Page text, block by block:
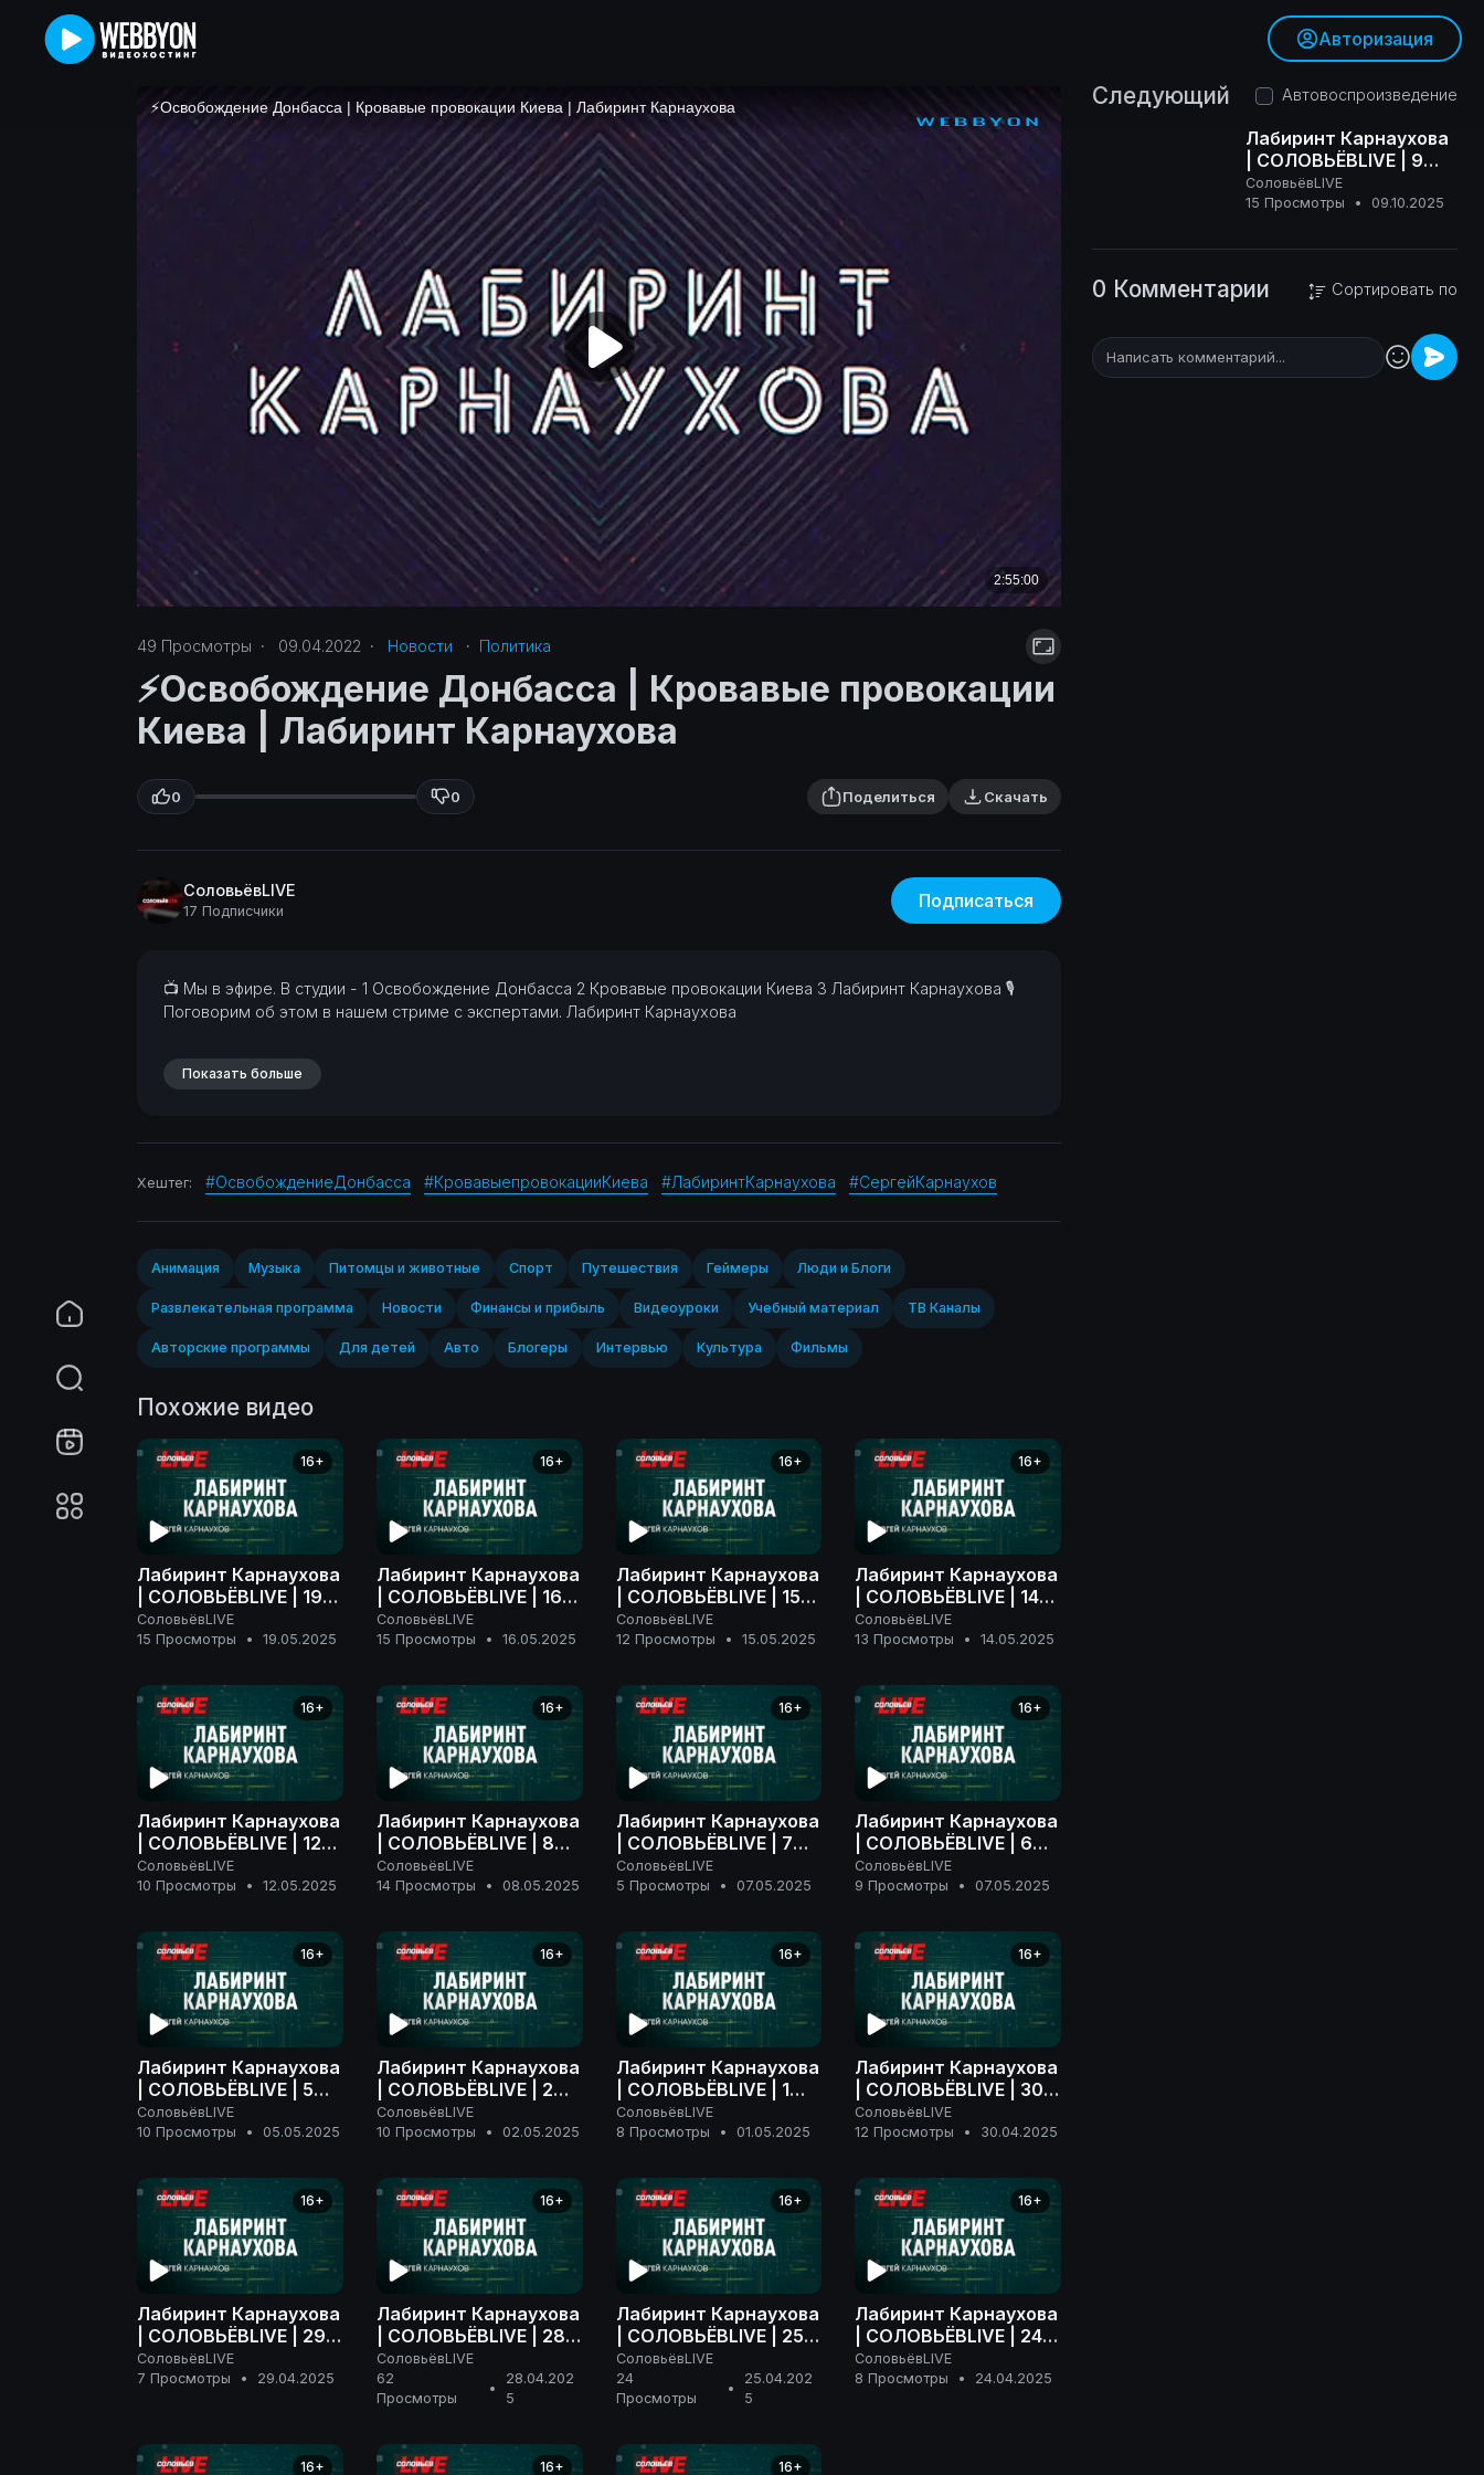
Авторизация
49 Просмотры · 09.04.2022 · Новости · Политика‎
⚡️Освобождение Донбасса | Кровавые провокации
Киева | Лабиринт Карнаухова
0 0 Поделиться Скачать
СоловьёвLIVE
17 Подписчики Подписаться
⁣📺 Мы в эфире. В студии - 1 Освобождение Донбасса 2 Кровавые провокации Киева 3 Лабиринт Карнаухова 🎙
Поговорим об этом в нашем стриме с экспертами. ⁣Лабиринт Карнаухова
Показать больше
Хештег: #ОсвобождениеДонбасса #КровавыепровокацииКиева #ЛабиринтКарнаухова #СергейКарнаухов
Анимация Музыка Питомцы и животные Спорт‎ Путешествия Геймеры Люди и Блоги
Развлекательная программа Новости Финансы и прибыль Видеоуроки Учебный материал ТВ Каналы
Авторские программы Для детей Авто Блогеры Интервью Культура Фильмы
Похожие видео
16+
Лабиринт Карнаухова
| СОЛОВЬЁВLIVE | 19
мая 2025 года
СоловьёвLIVE
15 Просмотры
• 19.05.2025
16+
Лабиринт Карнаухова
| СОЛОВЬЁВLIVE | 16
мая 2025 года
СоловьёвLIVE
15 Просмотры
• 16.05.2025
16+
Лабиринт Карнаухова
| СОЛОВЬЁВLIVE | 15
мая 2025 года
СоловьёвLIVE
12 Просмотры
• 15.05.2025
16+
Лабиринт Карнаухова
| СОЛОВЬЁВLIVE | 14
мая 2025 года
СоловьёвLIVE
13 Просмотры
• 14.05.2025
16+
Лабиринт Карнаухова
| СОЛОВЬЁВLIVE | 12
мая 2025 года
СоловьёвLIVE
10 Просмотры
• 12.05.2025
16+
Лабиринт Карнаухова
| СОЛОВЬЁВLIVE | 8
мая 2025 года
СоловьёвLIVE
14 Просмотры
• 08.05.2025
16+
Лабиринт Карнаухова
| СОЛОВЬЁВLIVE | 7
мая 2025 года
СоловьёвLIVE
5 Просмотры
• 07.05.2025
16+
Лабиринт Карнаухова
| СОЛОВЬЁВLIVE | 6
мая 2025 года
СоловьёвLIVE
9 Просмотры
• 07.05.2025
16+
Лабиринт Карнаухова
| СОЛОВЬЁВLIVE | 5
мая 2025 года
СоловьёвLIVE
10 Просмотры
• 05.05.2025
16+
Лабиринт Карнаухова
| СОЛОВЬЁВLIVE | 2
мая 2025 года
СоловьёвLIVE
10 Просмотры
• 02.05.2025
16+
Лабиринт Карнаухова
| СОЛОВЬЁВLIVE | 1
мая 2025 года
СоловьёвLIVE
8 Просмотры
• 01.05.2025
16+
Лабиринт Карнаухова
| СОЛОВЬЁВLIVE | 30
апреля 2025 года
СоловьёвLIVE
12 Просмотры
• 30.04.2025
16+
Лабиринт Карнаухова
| СОЛОВЬЁВLIVE | 29
апреля 2025 года
СоловьёвLIVE
7 Просмотры
• 29.04.2025
16+
Лабиринт Карнаухова
| СОЛОВЬЁВLIVE | 28
апреля 2025 года
СоловьёвLIVE
62
Просмотры
•
28.04.202
5
16+
Лабиринт Карнаухова
| СОЛОВЬЁВLIVE | 25
апреля 2025 года
СоловьёвLIVE
24
Просмотры
•
25.04.202
5
16+
Лабиринт Карнаухова
| СОЛОВЬЁВLIVE | 24
апреля 2025 года
СоловьёвLIVE
8 Просмотры
• 24.04.2025
16+ 16+ 16+
Следующий Автовоспроизведение
Лабиринт Карнаухова
| СОЛОВЬЁВLIVE | 9
октября 2025 года
СоловьёвLIVE
15 Просмотры
• 09.10.2025
0 Комментарии Сортировать по